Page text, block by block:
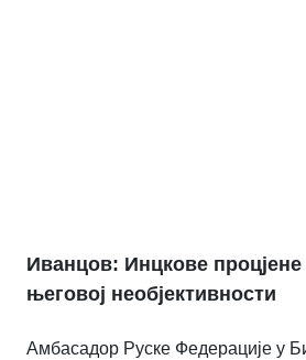
Иванцов: Инцкове процјене
његовој необјективности
Амбасадор Руске Федерације у